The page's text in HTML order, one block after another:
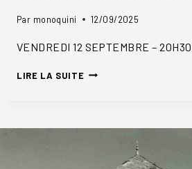
Par monoquini 12/09/2025
VENDREDI 12 SEPTEMBRE – 20H30
LIRE LA SUITELOISADA,